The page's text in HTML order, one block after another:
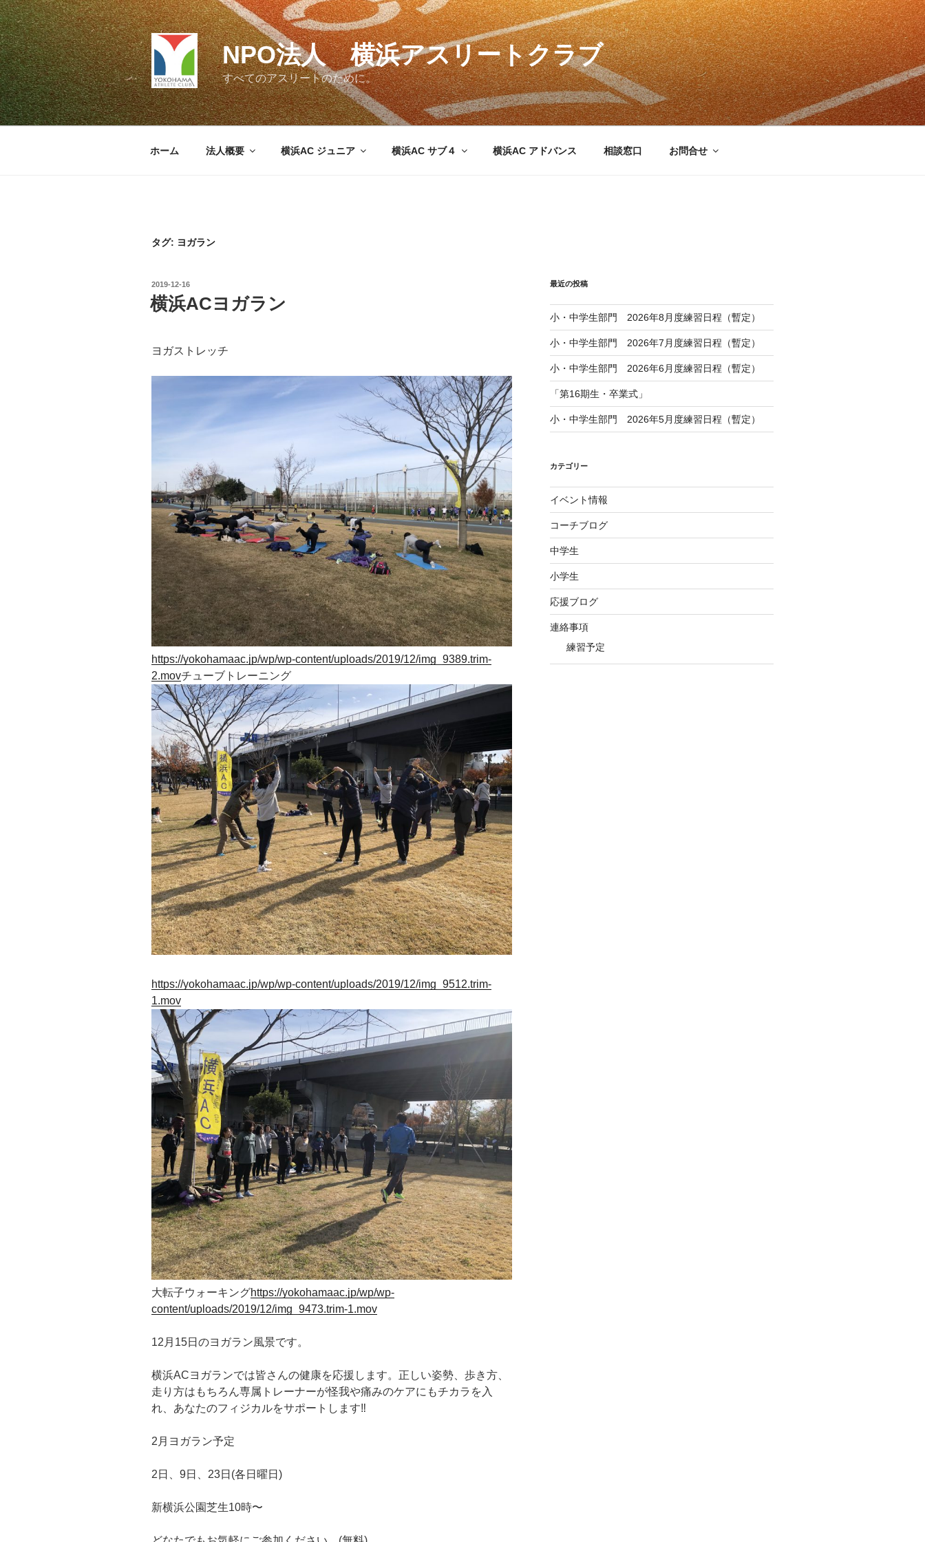
コ
ン
テ
ン
ツ
へ
ス
キ
NPO法人 横浜アスリートクラブ
すべてのアスリートのために。
ホーム 法人概要 横浜AC ジュニア 横浜AC サブ４ 横浜AC アドバンス 相談窓口 お問合せ
タグ: ヨガラン
投
稿
日:
2019-12-16
横浜ACヨガラン
ヨガストレッチ
https://yokohamaac.jp/wp/wp-content/uploads/2019/12/img_9389.trim-
2.movチューブトレーニング
https://yokohamaac.jp/wp/wp-content/uploads/2019/12/img_9512.trim-
1.mov
大転子ウォーキングhttps://yokohamaac.jp/wp/wp-
content/uploads/2019/12/img_9473.trim-1.mov
12月15日のヨガラン風景です。
横浜ACヨガランでは皆さんの健康を応援します。正しい姿勢、歩き方、
走り方はもちろん専属トレーナーが怪我や痛みのケアにもチカラを入
れ、あなたのフィジカルをサポートします‼︎
2月ヨガラン予定
2日、9日、23日(各日曜日)
新横浜公園芝生10時〜
最近の投稿
小・中学生部門 2026年8月度練習日程（暫定）
小・中学生部門 2026年7月度練習日程（暫定）
小・中学生部門 2026年6月度練習日程（暫定）
「第16期生・卒業式」
小・中学生部門 2026年5月度練習日程（暫定）
カテゴリー
イベント情報
コーチブログ
中学生
小学生
応援ブログ
連絡事項
練習予定